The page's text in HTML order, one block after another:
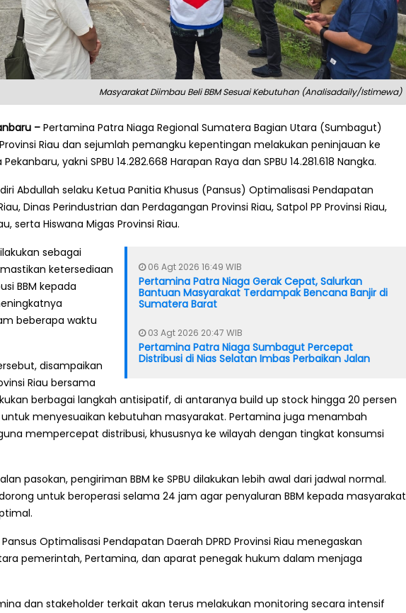
Masyarakat Diimbau Beli BBM Sesuai Kebutuhan (Analisadaily/Istimewa)
– Pertamina Patra Niaga Regional Sumatera Bagian Utara (Sumbagut)
Riau dan sejumlah pemangku kepentingan melakukan peninjauan ke
yakni SPBU 14.282.668 Harapan Raya dan SPBU 14.281.618 Nangka.
Abdullah selaku Ketua Panitia Khusus (Pansus) Optimalisasi Pendapatan
Dinas Perindustrian dan Perdagangan Provinsi Riau, Satpol PP Provinsi Riau,
serta Hiswana Migas Provinsi Riau.
06 Agt 2026 16:49 WIB
Pertamina Patra Niaga Gerak Cepat, Salurkan
Bantuan Masyarakat Terdampak Bencana Banjir di
Sumatera Barat
03 Agt 2026 20:47 WIB
Pertamina Patra Niaga Sumbagut Percepat
Distribusi di Nias Selatan Imbas Perbaikan Jalan
sebagai
ketersediaan
BBM kepada
beberapa waktu
disampaikan
Riau bersama
berbagai langkah antisipatif, di antaranya build up stock hingga 20 persen
menyesuaikan kebutuhan masyarakat. Pertamina juga menambah
mempercepat distribusi, khususnya ke wilayah dengan tingkat konsumsi
pasokan, pengiriman BBM ke SPBU dilakukan lebih awal dari jadwal normal.
untuk beroperasi selama 24 jam agar penyaluran BBM kepada masyarakat
Optimalisasi Pendapatan Daerah DPRD Provinsi Riau menegaskan
pemerintah, Pertamina, dan aparat penegak hukum dalam menjaga
dan stakeholder terkait akan terus melakukan monitoring secara intensif